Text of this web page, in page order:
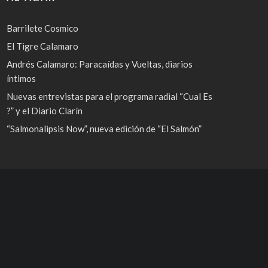
Barrilete Cosmico
El Tigre Calamaro
Andrés Calamaro: Paracaídas y Vueltas, diarios
íntimos
Nuevas entrevistas para el programa radial “Cual Es
?” y el Diario Clarín
“Salmonalipsis Now”, nueva edición de “El Salmón”